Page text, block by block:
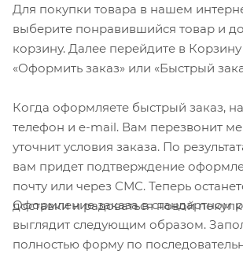
Для покупки товара в нашем
выберите понравившийся товар и
корзину. Далее перейдите в
«Оформить заказ» или «Быстрый
Когда оформляете быстрый заказ,
телефон и e-mail. Вам перезвонит
уточнит условия заказа. По
вам придет подтверждение
почту или через СМС. Теперь
доставки и радоваться новой
Оформление заказа в стандартном
выглядит следующим образом.
полностью форму по